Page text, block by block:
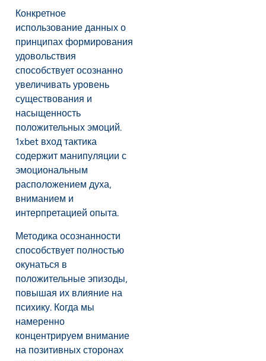
Конкретное
использование данных о
принципах формирования
удовольствия
способствует осознанно
увеличивать уровень
существования и
насыщенность
положительных эмоций.
1xbet вход тактика
содержит манипуляции с
эмоциональным
расположением духа,
вниманием и
интерпретацией опыта.
Методика осознанности
способствует полностью
окунаться в
положительные эпизоды,
повышая их влияние на
психику. Когда мы
намеренно
концентрируем внимание
на позитивных сторонах